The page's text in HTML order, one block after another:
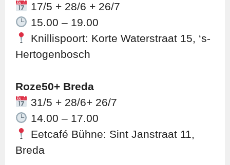
17/5 + 28/6 + 26/7
15.00 – 19.00
Knillispoort: Korte Waterstraat 15, ‘s-
Hertogenbosch
Roze50+ Breda
31/5 + 28/6+ 26/7
14.00 – 17.00
Eetcafé Bühne: Sint Janstraat 11,
Breda